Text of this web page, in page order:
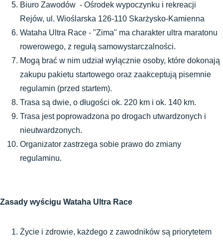
Biuro Zawodów  - Ośrodek wypoczynku i rekreacji
Rejów, ul. Wioślarska 126-110 Skarżysko-Kamienna
Wataha Ultra Race - "Zima" ma charakter ultra maratonu
rowerowego, z regułą samowystarczalności.
Mogą brać w nim udział wyłącznie osoby, które dokonają
zakupu pakietu startowego oraz zaakceptują pisemnie
regulamin (przed startem).
Trasa są dwie, o długości ok. 220 km i ok. 140 km.
Trasa jest poprowadzona po drogach utwardzonych i
nieutwardzonych.
Organizator zastrzega sobie prawo do zmiany
regulaminu.
Zasady wyścigu Wataha Ultra Race
Życie i zdrowie, każdego z zawodników są priorytetem